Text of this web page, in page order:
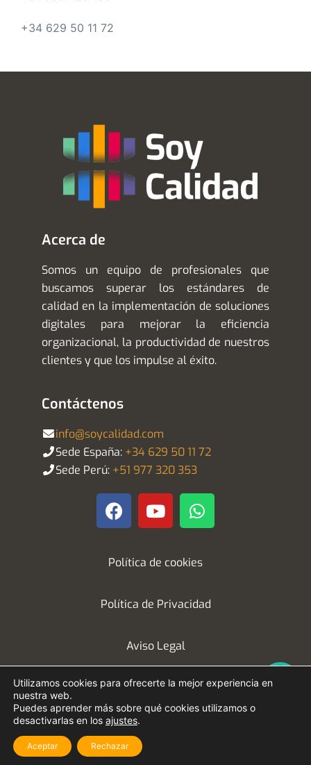
buscamos superar los estándares de
digitales para mejorar la eficiencia
Contáctenos
info@soycalidad.com
Sede España:
+34 629 50 11 72
Política de cookies
Política de Privacidad
Utilizamos cookies para ofrecerte la mejor experiencia en
nuestra web.
Puedes aprender más sobre qué cookies utilizamos o
desactivarlas en los ajustes.
Aceptar Rechazar